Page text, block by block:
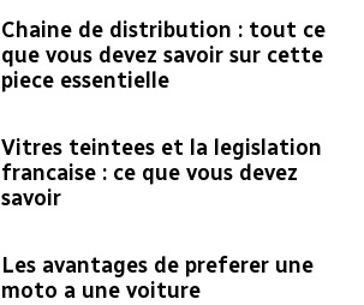
Chaine de distribution : tout ce
que vous devez savoir sur cette
piece essentielle
Vitres teintees et la legislation
francaise : ce que vous devez
savoir
Les avantages de preferer une
moto a une voiture